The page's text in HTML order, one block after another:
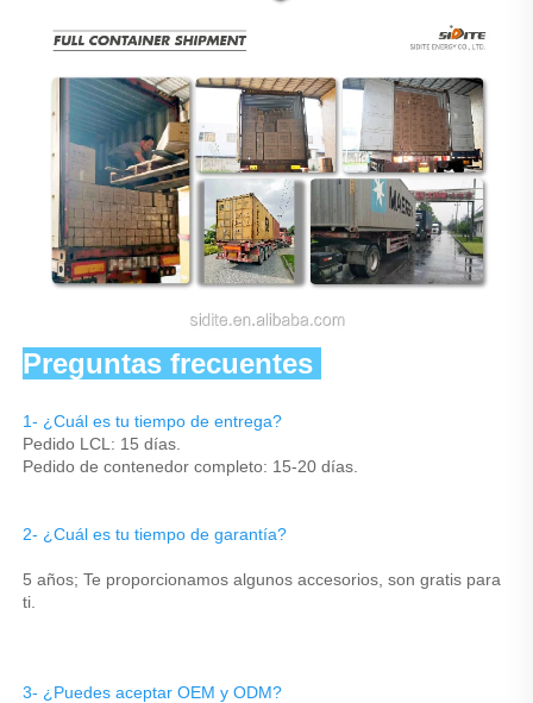
Preguntas frecuentes
1- ¿Cuál es tu tiempo de entrega?
Pedido LCL: 15 días.
Pedido de contenedor completo: 15-20 días.
2- ¿Cuál es tu tiempo de garantía?
5 años; Te proporcionamos algunos accesorios, son gratis para
ti.
3- ¿Puedes aceptar OEM y ODM?